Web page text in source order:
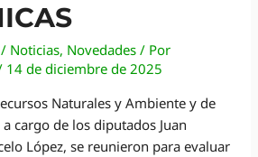
/ Noticias, Novedades / Por
14 de diciembre de 2025
Naturales y Ambiente y de
cargo de los diputados Juan
López, se reunieron para evaluar